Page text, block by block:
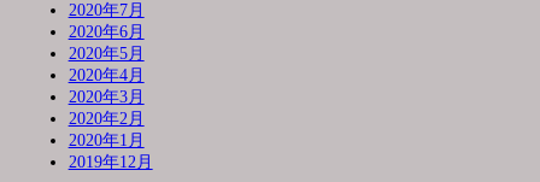
2020年7月
2020年6月
2020年5月
2020年4月
2020年3月
2020年2月
2020年1月
2019年12月